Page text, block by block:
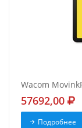
Wacom
57692,00
Подробнее